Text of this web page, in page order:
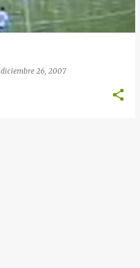
diciembre 26, 2007